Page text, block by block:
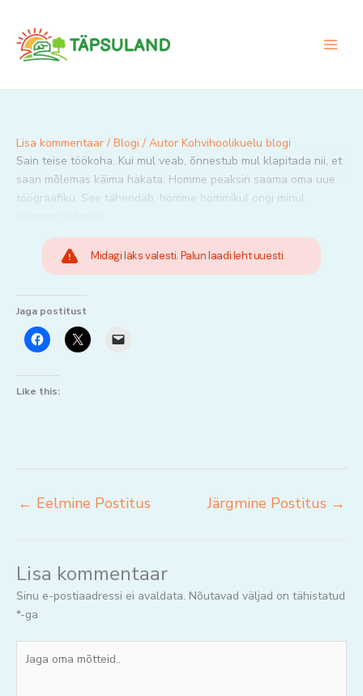
content
Lisa kommentaar / Blogi / Autor Kohvihoolikuelu blogi
Sain teise töökoha. Kui mul veab, õnnestub mul klapitada nii, et
saan mõlemas käima hakata. Homme peaksin saama oma uue
töögraafiku. See tähendab, homme hommikul ongi minul
Midagi läks valesti. Palun laadi leht uuesti.
Jaga postitust
Like this:
← Eelmine Postitus Järgmine Postitus →
Lisa kommentaar
Sinu e-postiaadressi ei avaldata. Nõutavad väljad on tähistatud
*-ga
oma